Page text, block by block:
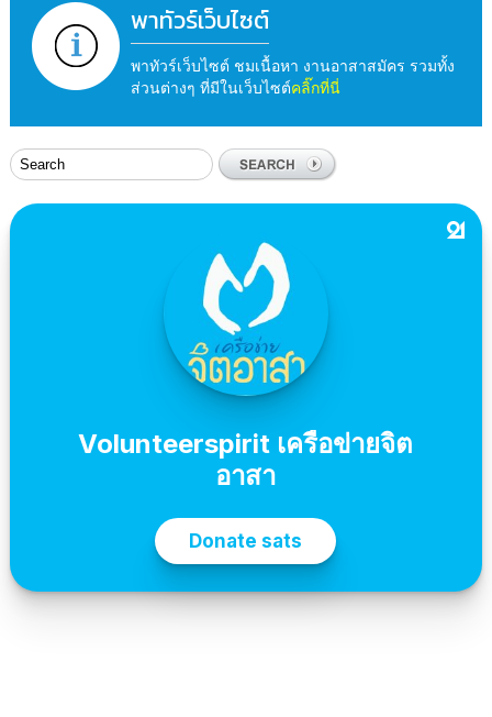
พาทัวร์เว็บไซต์
พาทัวร์เว็บไซต์ ชมเนื้อหา งานอาสาสมัคร รวมทั้ง
ส่วนต่างๆ ที่มีในเว็บไซต์คลิ๊กที่นี่